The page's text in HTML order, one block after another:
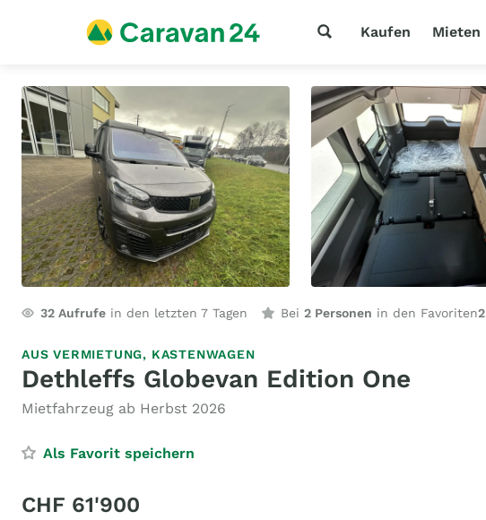
Kaufen Mieten
32 Aufrufe in den letzten 7 Tagen Bei 2 Personen in den Favoriten2
AUS VERMIETUNG, KASTENWAGEN
Dethleffs Globevan Edition One
Mietfahrzeug ab Herbst 2026
Als Favorit speichern
CHF 61'900